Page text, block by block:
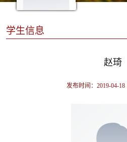
学生信息
赵琦
发布时间：2019-04-18